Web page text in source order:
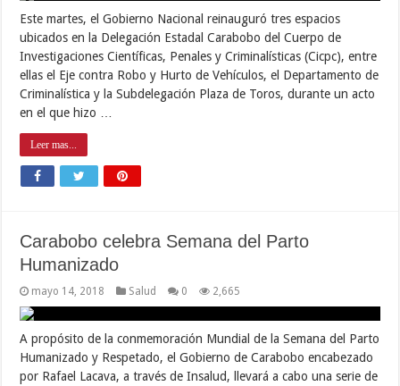
Este martes, el Gobierno Nacional reinauguró tres espacios
ubicados en la Delegación Estadal Carabobo del Cuerpo de
Investigaciones Científicas, Penales y Criminalísticas (Cicpc), entre
ellas el Eje contra Robo y Hurto de Vehículos, el Departamento de
Criminalística y la Subdelegación Plaza de Toros, durante un acto
en el que hizo …
Leer mas...
Carabobo celebra Semana del Parto
Humanizado
mayo 14, 2018 Salud 0 2,665
A propósito de la conmemoración Mundial de la Semana del Parto
Humanizado y Respetado, el Gobierno de Carabobo encabezado
por Rafael Lacava, a través de Insalud, llevará a cabo una serie de